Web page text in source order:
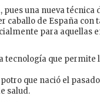
pues una nueva
de España con
para aquellas
tecnología que
que nació el
salud.